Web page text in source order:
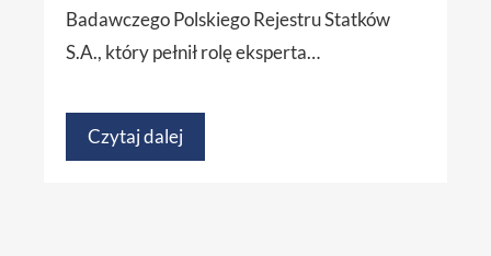
Badawczego Polskiego Rejestru Statków
S.A., który pełnił rolę eksperta…
Czytaj dalej